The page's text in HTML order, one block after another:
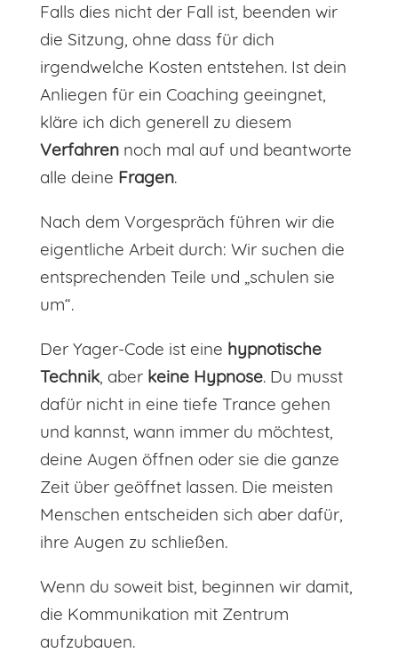
Falls dies nicht der Fall ist, beenden wir
die Sitzung, ohne dass für dich
irgendwelche Kosten entstehen. Ist dein
Anliegen für ein Coaching geeingnet,
kläre ich dich generell zu diesem
Verfahrennoch mal auf und beantworte
alle deine Fragen.
Nach dem Vorgespräch führen wir die
eigentliche Arbeit durch: Wir suchen die
entsprechenden Teile und „schulen sie
um“.
Der Yager-Code ist eine hypnotische
Technik, aber keine Hypnose. Du musst
dafür nicht in eine tiefe Trance gehen
und kannst, wann immer du möchtest,
deine Augen öffnen oder sie die ganze
Zeit über geöffnet lassen. Die meisten
Menschen entscheiden sich aber dafür,
ihre Augen zu schließen.
Wenn du soweit bist, beginnen wir damit,
die Kommunikation mit Zentrum
aufzubauen.